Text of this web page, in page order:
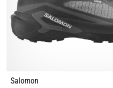
Salomon